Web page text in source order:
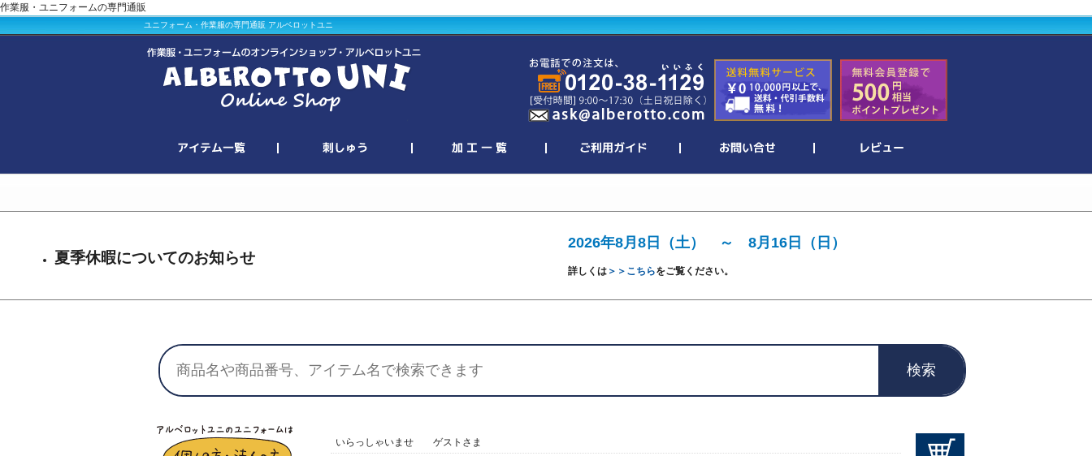
作業服・ユニフォームの専門通販
ユニフォーム・作業服の専門通販 アルベロットユニ
夏季休暇についてのお知らせ
2026年8月8日（土） ～ 8月16日（日）
詳しくは＞＞こちらをご覧ください。
検索
いらっしゃいませ ゲストさま